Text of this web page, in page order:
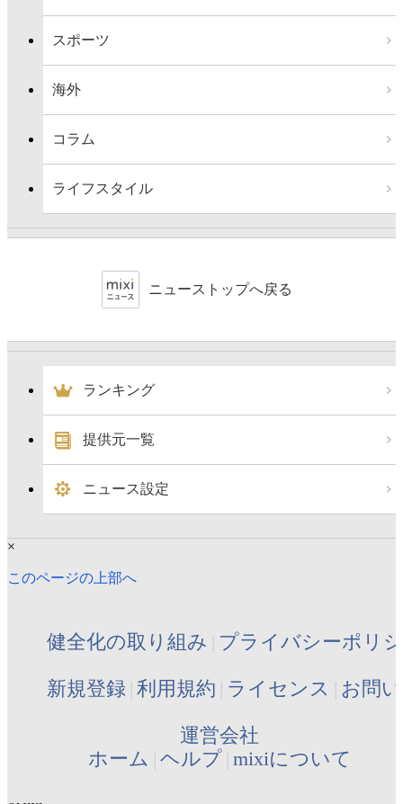
スポーツ
海外
コラム
ライフスタイル
ニューストップへ戻る
ランキング
提供元一覧
ニュース設定
×
このページの上部へ
健全化の取り組み プライバシーポリ
新規登録 利用規約 ライセンス お問
運営会社
ホーム ヘルプ mixiについて